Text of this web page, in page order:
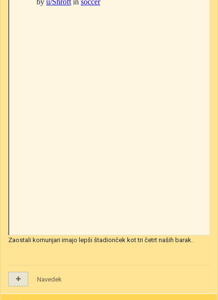
Zaostali komunjari imajo lepši štadionček kot tri četrt naših barak.
Navedek